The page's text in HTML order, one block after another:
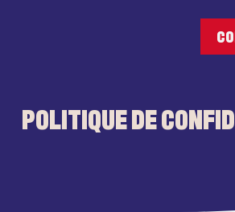
POLITIQUE DE